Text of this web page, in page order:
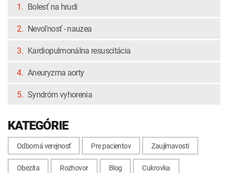
1. Bolesť na hrudi
2. Nevoľnosť - nauzea
3. Kardiopulmonálna resuscitácia
4. Aneuryzma aorty
5. Syndróm vyhorenia
KATEGÓRIE
Odborná verejnosť Pre pacientov Zaujímavosti
Obezita Rozhovor Blog Cukrovka